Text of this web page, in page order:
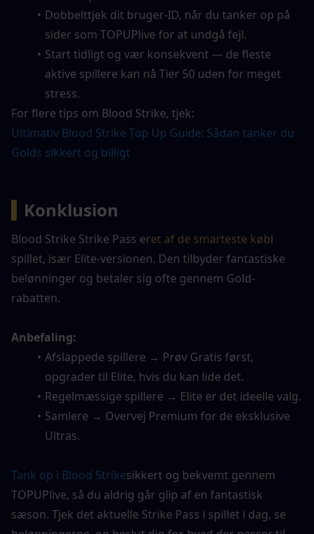
Dobbelttjek dit bruger-ID, når du tanker op på
sider som TOPUPlive for at undgå fejl.
Start tidligt og vær konsekvent — de fleste
aktive spillere kan nå Tier 50 uden for meget
stress.
For flere tips om Blood Strike, tjek:
Ultimativ Blood Strike Top Up Guide: Sådan tanker du
Golds sikkert og billigt
Konklusion
Blood Strike Strike Pass eret af de smarteste købi
spillet, især Elite-versionen. Den tilbyder fantastiske
belønninger og betaler sig ofte gennem Gold-
rabatten.
Anbefaling:
Afslappede spillere → Prøv Gratis først,
opgrader til Elite, hvis du kan lide det.
Regelmæssige spillere → Elite er det ideelle valg.
Samlere → Overvej Premium for de eksklusive
Ultras.
Tank op i Blood Strikesikkert og bekvemt gennem
TOPUPlive, så du aldrig går glip af en fantastisk
sæson. Tjek det aktuelle Strike Pass i spillet i dag, se